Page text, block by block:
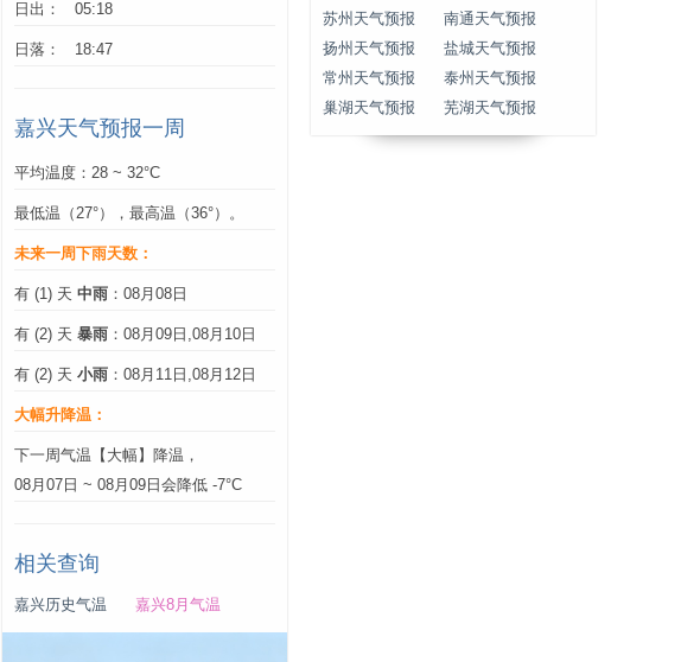
日出： 05:18
日落： 18:47
嘉兴天气预报一周
平均温度：28 ~ 32°C
最低温（27°），最高温（36°）。
未来一周下雨天数：
有 (1) 天 中雨 ：08月08日
有 (2) 天 暴雨 ：08月09日,08月10日
有 (2) 天 小雨 ：08月11日,08月12日
大幅升降温：
下一周气温【大幅】降温，
08月07日 ~ 08月09日会降低 -7°C
相关查询
嘉兴历史气温 嘉兴8月气温
苏州天气预报
南通天气预报
扬州天气预报
盐城天气预报
常州天气预报
泰州天气预报
巢湖天气预报
芜湖天气预报